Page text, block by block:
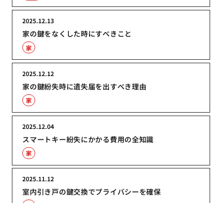
家の鍵をなくした時にすべきこと
2025.12.13
家
家の鍵紛失時に遺失届を出すべき理由
2025.12.12
家
スマートキー紛失にかかる費用の全知識
2025.12.04
家
室内引き戸の鍵交換でプライバシーを確保
2025.11.12